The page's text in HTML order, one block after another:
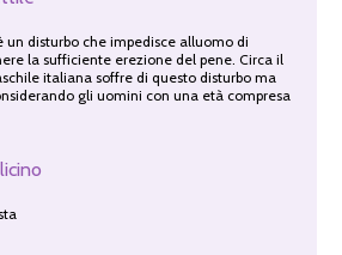
disturbo che impedisce alluomo di
la sufficiente erezione del pene. Circa il
italiana soffre di questo disturbo ma
gli uomini con una età compresa